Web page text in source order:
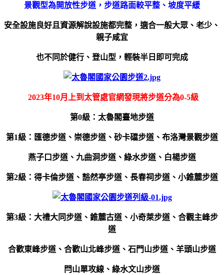
景觀型為開放性步道， 步道路面較平整、坡度平緩
安全設施良好且資源解說設施都完整， 適合一般大眾、 老少、
親子咸宜
也不同於健行、登山型，輕裝半日即可完成
2023年10月上到太管處官網發現將步道分為0-5級
第0級：太魯閣臺地步道
第1級：匯德步道、崇德步道、砂卡礑步道、布洛灣景觀步道
燕子口步道、九曲洞步道、綠水步道、白楊步道
第2級：得卡倫步道、豁然亭步道、長春祠步道、小錐麓步道
第3級：大禮大同步道、錐麓古道、小奇萊步道、合觀主峰步
道
合歡東峰步道、合歡山北峰步道、石門山步道、羊頭山步道
閂山單攻線、綠水文山步道